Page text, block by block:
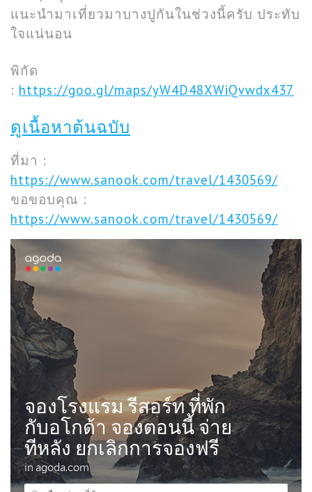
แนะนำมาเที่ยวมาบางปูกันในช่วงนี้ครับ ประทับ
ใจแน่นอน
พิกัด
: https://goo.gl/maps/yW4D48XWiQvwdx437
ดูเนื้อหาต้นฉบับ
ที่มา :
https://www.sanook.com/travel/1430569/
ขอขอบคุณ :
https://www.sanook.com/travel/1430569/